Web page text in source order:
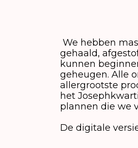
We hebben
gehaald,
kunnen
geheugen. Alle
allergrootste
het
plannen die we
De digitale